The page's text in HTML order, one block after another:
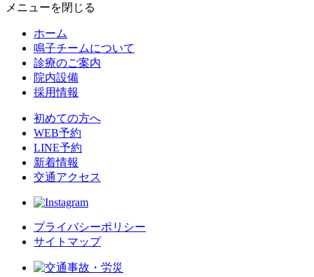
メニューを閉じる
ホーム
鳴子チームについて
診療のご案内
院内設備
採用情報
初めての方へ
WEB予約
LINE予約
新着情報
交通アクセス
プライバシーポリシー
サイトマップ